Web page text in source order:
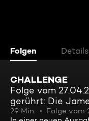
Folgen Details
CHALLENGE
Folge vom
gerührt: Die
29 Min.
Folge vom